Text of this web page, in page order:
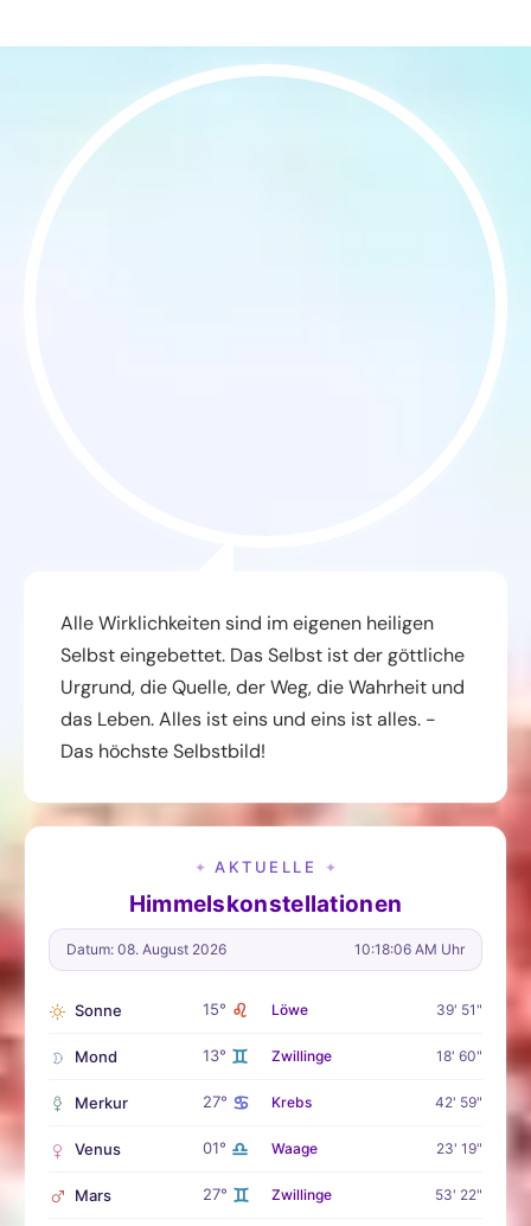
Alle Wirklichkeiten sind im eigenen heiligen
Selbst eingebettet. Das Selbst ist der göttliche
Urgrund, die Quelle, der Weg, die Wahrheit und
das Leben. Alles ist eins und eins ist alles. -
Das höchste Selbstbild!
✦ AKTUELLE ✦
Himmelskonstellationen
Datum: 08. August 2026 10:18:07 AM Uhr
Sonne 15° ♌ Löwe 39' 51"
Mond 13° ♊ Zwillinge 18' 60"
Merkur 27° ♋ Krebs 42' 59"
Venus 01° ♎ Waage 23' 19"
Mars 27° ♊ Zwillinge 53' 22"